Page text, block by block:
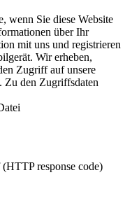
wenn Sie diese Website
über Ihr
mit uns und registrieren
Wir erheben,
Zugriff auf unsere
Zu den Zugriffsdaten
response code)